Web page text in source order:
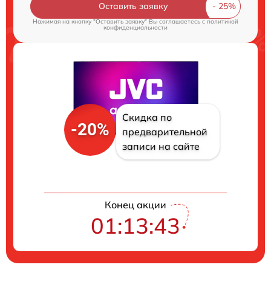
Оставить заявку
Нажимая на кнопку "Оставить заявку" Вы соглашаетесь cполитикой
конфиденциальности
-20%
Скидка по
предварительной
записи на сайте
Конец акции
01:13:42